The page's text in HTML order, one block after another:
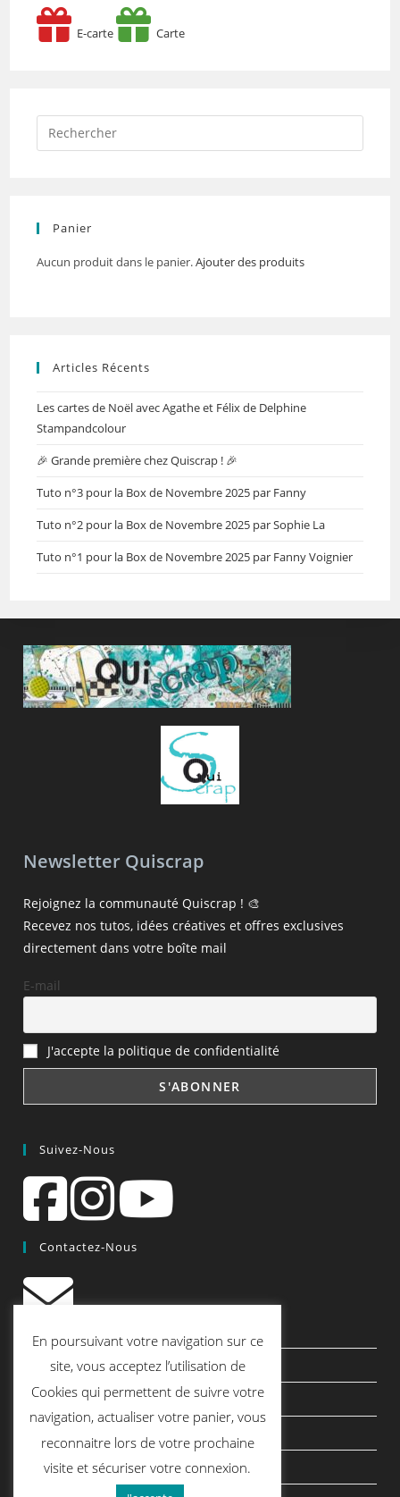
E-carte Carte
Panier
Aucun produit dans le panier.Ajouter des produits
Articles Récents
Les cartes de Noël avec Agathe et Félix de Delphine
Stampandcolour
🎉 Grande première chez Quiscrap ! 🎉
Tuto n°3 pour la Box de Novembre 2025 par Fanny
Tuto n°2 pour la Box de Novembre 2025 par Sophie La
Tuto n°1 pour la Box de Novembre 2025 par Fanny Voignier
Newsletter Quiscrap
Rejoignez la communauté Quiscrap ! 🎨
Recevez nos tutos, idées créatives et offres exclusives
directement dans votre boîte mail
E-mail
J'accepte la politique de confidentialité
Suivez-Nous
Contactez-Nous
contact@quiscrap.fr
Les Fiches Techniques et les Tutos
Le Blog
Conditions générales de vente
Mentions légales
En poursuivant votre navigation sur ce
site, vous acceptez l’utilisation de
Cookies qui permettent de suivre votre
navigation, actualiser votre panier, vous
reconnaitre lors de votre prochaine
visite et sécuriser votre connexion.